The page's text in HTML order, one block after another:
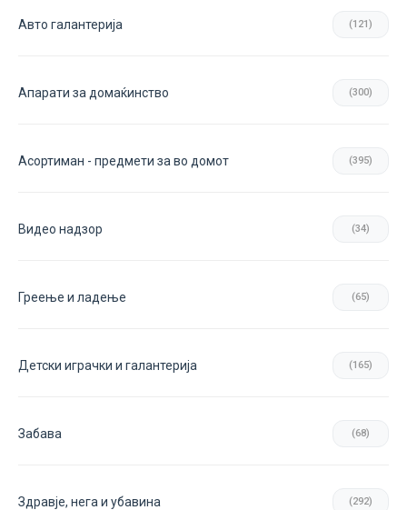
Авто галантерија (121)
Апарати за домаќинство (300)
Асортиман - предмети за во домот (395)
Видео надзор (34)
Греење и ладење (65)
Детски играчки и галантерија (165)
Забава (68)
Здравје, нега и убавина (292)